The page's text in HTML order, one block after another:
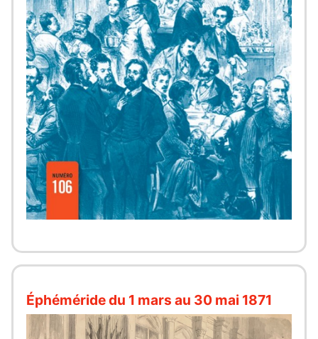
Éphéméride du 1 mars au 30 mai 1871